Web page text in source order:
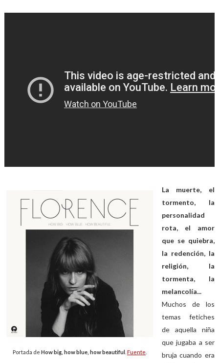
Portada de How big, how blue, how beautiful. Fuente
La muerte, el
tormento, la
personalidad
rota, el amor
que se quiebra,
la redención, la
religión, la
tormenta, la
melancolía...
Muchos de los
temas fetiches
de aquella niña
que jugaba a ser
bruja cuando era